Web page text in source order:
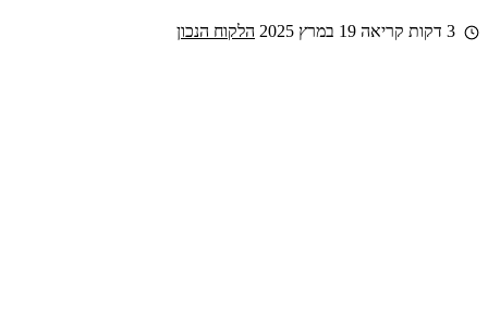
19 במרץ 2025 הלקוח הנכון